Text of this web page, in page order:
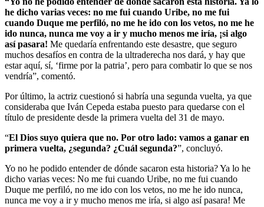
he dicho varias veces: no me fui cuando Uribe, no me fui
cuando Duque me perfiló, no me he ido con los vetos, no me he
ido nunca, nunca me voy a ir y mucho menos me iría, ¡si algo
así pasara! Me quedaría enfrentando este desastre, que seguro
muchos desafíos en contra de la ultraderecha nos dará, y hay que
estar aquí, sí, ‘firme por la patria’, pero para combatir lo que se nos
vendría”, comentó.
Por último, la actriz cuestionó si habría una segunda vuelta, ya que
consideraba que Iván Cepeda estaba puesto para quedarse con el
título de presidente desde la primera vuelta del 31 de mayo.
“El Dios suyo quiera que no. Por otro lado: vamos a ganar en
primera vuelta, ¿segunda? ¿Cuál segunda?”, concluyó.
Yo no he podido entender de dónde sacaron esta historia? Ya lo he
dicho varias veces: No me fui cuando Uribe, no me fui cuando
Duque me perfiló, no me ido con los vetos, no me he ido nunca,
nunca me voy a ir y mucho menos me iría, si algo así pasara! Me